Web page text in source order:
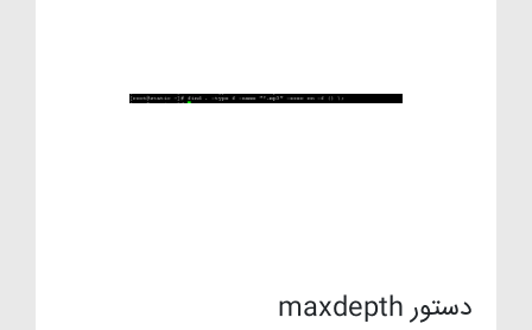
دستور maxdepth